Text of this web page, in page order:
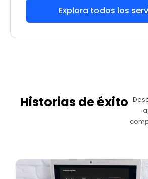
Explora todos los
Historias de éxito